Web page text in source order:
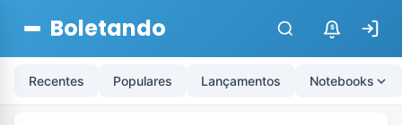
Boletando $
Recentes Populares Lançamentos Notebooks